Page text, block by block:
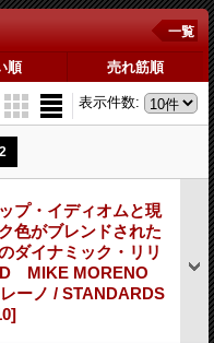
一覧
順 売れ筋順
表示件数:
2
プ・イディオムと現
色がブレンドされた
ダイナミック・リリ
MIKE MORENO
ーノ / STANDARDS